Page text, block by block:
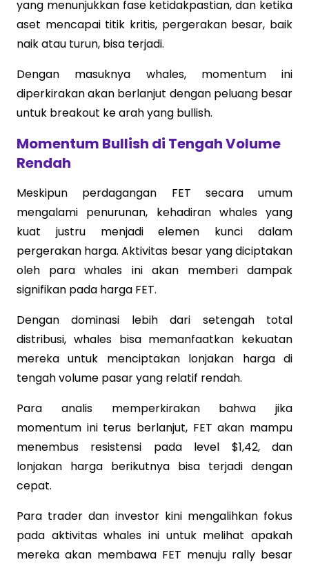
yang menunjukkan fase ketidakpastian, dan ketika
aset mencapai titik kritis, pergerakan besar, baik
naik atau turun, bisa terjadi.
Dengan masuknya whales, momentum ini
diperkirakan akan berlanjut dengan peluang besar
untuk breakout ke arah yang bullish.
Momentum Bullish di Tengah Volume
Rendah
Meskipun perdagangan FET secara umum
mengalami penurunan, kehadiran whales yang
kuat justru menjadi elemen kunci dalam
pergerakan harga. Aktivitas besar yang diciptakan
oleh para whales ini akan memberi dampak
signifikan pada harga FET.
Dengan dominasi lebih dari setengah total
distribusi, whales bisa memanfaatkan kekuatan
mereka untuk menciptakan lonjakan harga di
tengah volume pasar yang relatif rendah.
Para analis memperkirakan bahwa jika
momentum ini terus berlanjut, FET akan mampu
menembus resistensi pada level $1,42, dan
lonjakan harga berikutnya bisa terjadi dengan
cepat.
Para trader dan investor kini mengalihkan fokus
pada aktivitas whales ini untuk melihat apakah
mereka akan membawa FET menuju rally besar